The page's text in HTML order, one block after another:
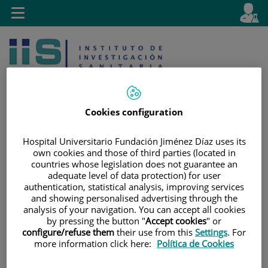
Saltar al contenido
Selector
activo
es
Buscar
Toggle
navigation
Cookies configuration
Hospital Universitario Fundación Jiménez Díaz uses its
own cookies and those of third parties (located in
countries whose legislation does not guarantee an
adequate level of data protection) for user
authentication, statistical analysis, improving services
and showing personalised advertising through the
analysis of your navigation. You can accept all cookies
by pressing the button "Accept cookies" or
configure/refuse them their use from this Settings. For
more information click here: Política de Cookies